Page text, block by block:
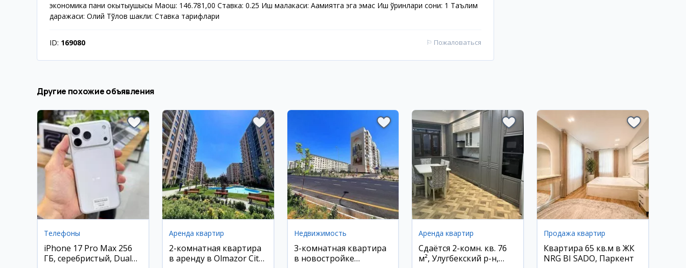
экономика пани окытыушысы Маош: 146.781,00 Ставка: 0.25 Иш малакаси: Аҳамиятга эга эмас Иш ўринлари сони: 1 Таълим
даражаси: Олий Тўлов шакли: Ставка тарифлари
ID: 169080 ⚐ Пожаловаться
Другие похожие объявления
Телефоны
iPhone 17 Pro Max 256
ГБ, серебристый, Dual
Аренда квартир
2-комнатная квартира
в аренду в Olmazor City,
Недвижимость
3-комнатная квартира
в новостройке
Аренда квартир
Сдаётся 2-комн. кв. 76
м², Улугбекский р-н,
Продажа квартир
Квартира 65 кв.м в ЖК
NRG BI SADO, Паркент